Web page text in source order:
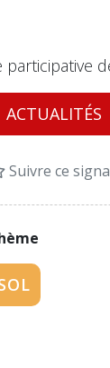
participative
ACTUALITÉS
Suivre ce